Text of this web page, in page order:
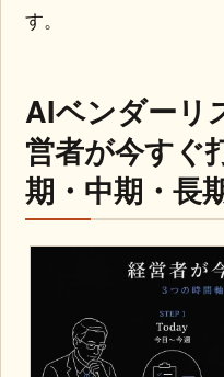
す。
AIベンダーリ
営者が今すぐ
期・中期・長